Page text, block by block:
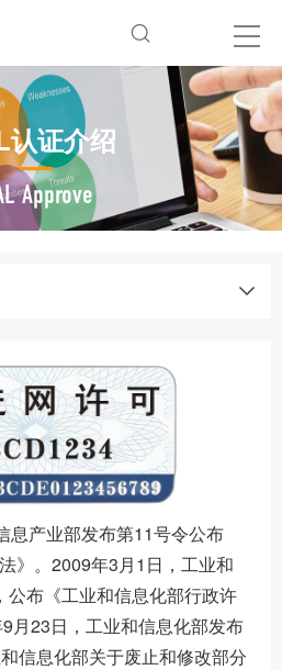
认证介绍
Approve
产业部发布第11号令公布
》。2009年3月1日，工业和
公布《工业和信息化部行政许
月23日，工业和信息化部发布
信息化部关于废止和修改部分